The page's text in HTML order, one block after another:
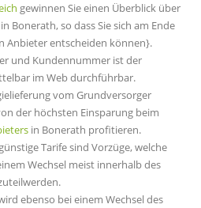
gewinnen Sie einen Überblick über
Bonerath, so dass Sie sich am Ende
Anbieter entscheiden können}.
und Kundennummer ist der
im Web durchführbar.
vom Grundversorger
der höchsten Einsparung beim
in Bonerath profitieren.
Tarife sind Vorzüge, welche
Wechsel meist innerhalb des
ebenso bei einem Wechsel des